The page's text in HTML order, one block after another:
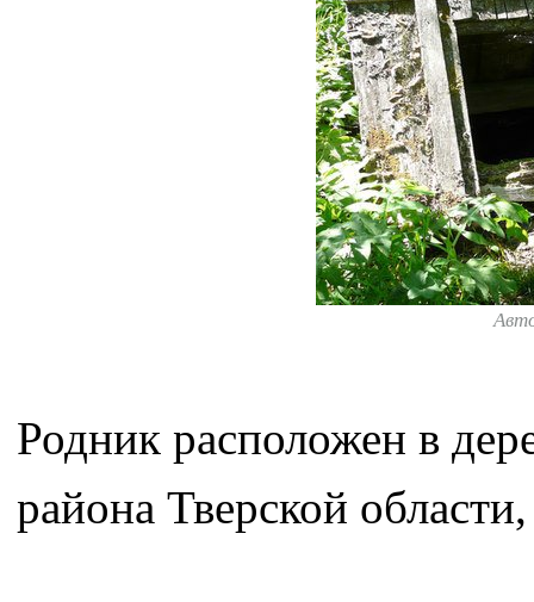
Родник расположен в
района Тверской